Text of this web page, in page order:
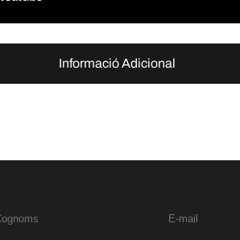
Informació Adicional